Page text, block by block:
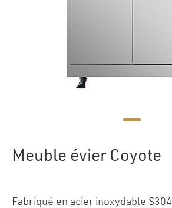
Meuble évier Coyote
Fabriqué en acier inoxydable S304